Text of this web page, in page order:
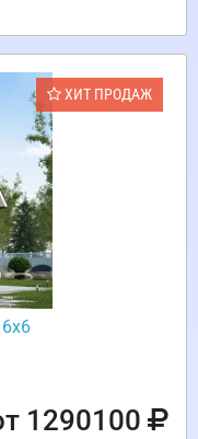
ХИТ ПРОДАЖ
1290100